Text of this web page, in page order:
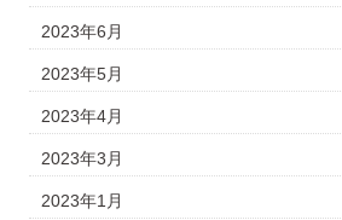
2023年6月
2023年5月
2023年4月
2023年3月
2023年1月